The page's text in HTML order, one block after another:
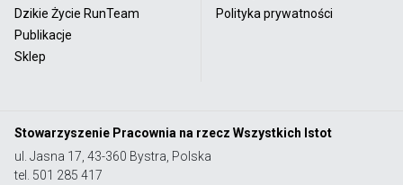
Dzikie Życie RunTeam
Publikacje
Sklep
Polityka prywatności
Stowarzyszenie Pracownia na rzecz Wszystkich Istot
ul. Jasna 17, 43-360 Bystra, Polska
tel. 501 285 417